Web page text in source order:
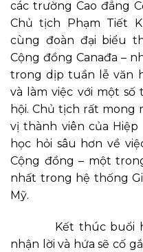
các trường Cao đẳng
Chủ tịch Phạm Tiết
cùng đoàn đại biểu
Cộng đồng Canađa –
trong dịp tuần lễ văn
và làm việc với một
hội. Chủ tịch rất mong
vị thành viên của Hiệp
học hỏi sâu hơn về
Cộng đồng – một
nhất trong hệ thống
Mỹ.
Kết thúc buổi
nhận lời và hứa sẽ cố